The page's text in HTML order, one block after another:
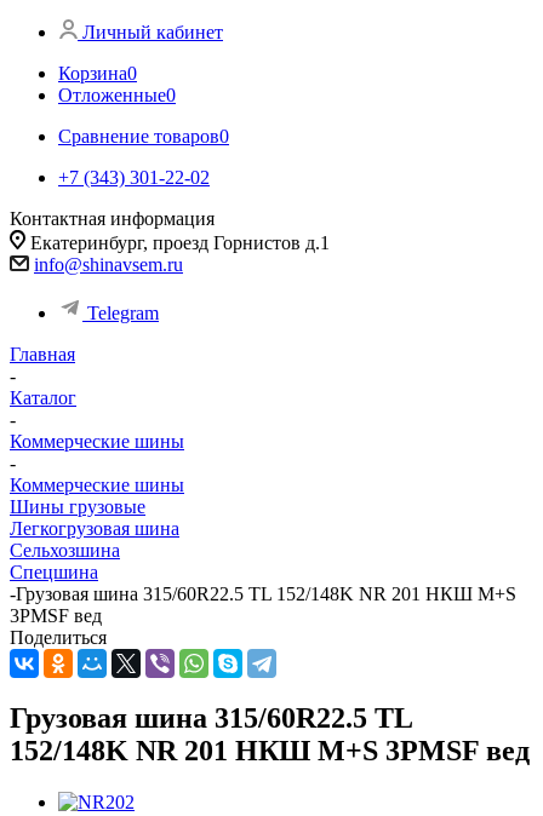
Личный кабинет
Корзина0
Отложенные0
Сравнение товаров0
+7 (343) 301-22-02
Контактная информация
Екатеринбург, проезд Горнистов д.1
info@shinavsem.ru
Telegram
Главная
-
Каталог
-
Коммерческие шины
-
Коммерческие шины
Шины грузовые
Легкогрузовая шина
Сельхозшина
Спецшина
-Грузовая шина 315/60R22.5 ТL 152/148K NR 201 НКШ M+S
3PMSF вед
Поделиться
Грузовая шина 315/60R22.5 ТL
152/148K NR 201 НКШ M+S 3PMSF вед